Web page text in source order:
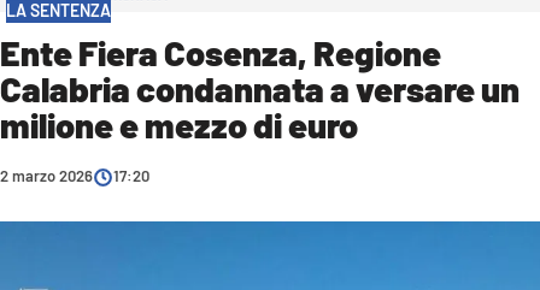
CRONACA
POLITICA
COSENZA CALCIO
ECONOMIA E LAVORO
LA SENTENZA
Ente Fiera Cosenza, Regione
Calabria condannata a versare un
milione e mezzo di euro
2 marzo 2026 17:20